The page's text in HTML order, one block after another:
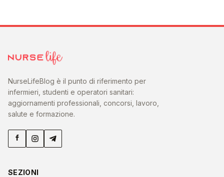
NurseLifeBlog è il punto di riferimento per
infermieri, studenti e operatori sanitari:
aggiornamenti professionali, concorsi, lavoro,
salute e formazione.
SEZIONI